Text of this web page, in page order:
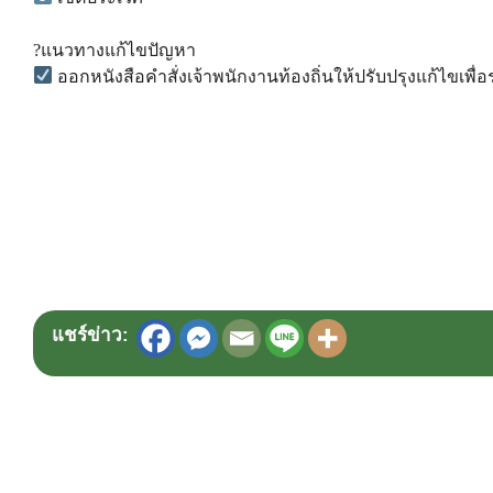
?แนวทางแก้ไขปัญหา
ออกหนังสือคำสั่งเจ้าพนักงานท้องถิ่นให้ปรับปรุงแก้ไขเพื่อ
แชร์ข่าว: